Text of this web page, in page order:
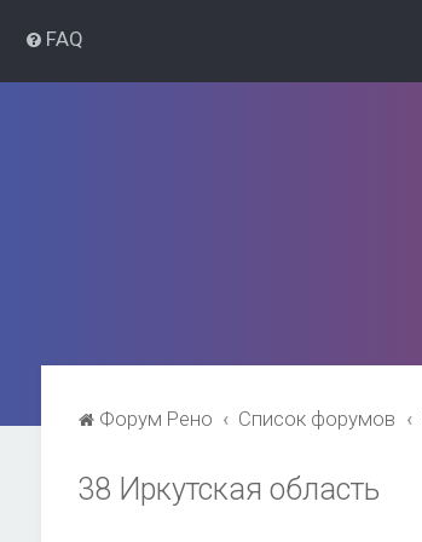
FAQ
Форум Рено Список форумов
38 Иркутская область